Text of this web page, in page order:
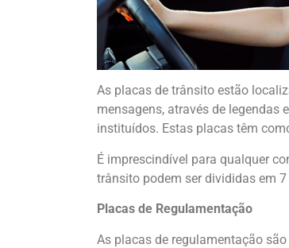
As placas de trânsito estão
mensagens, através de
instituídos. Estas placas têm
É imprescindível para qualquer
trânsito podem ser divididas em
Placas de Regulamentação
As placas de regulamentação